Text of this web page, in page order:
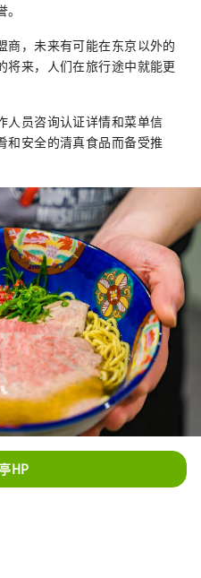
商，未来有可能在东京以外的
将来，人们在旅行途中就能更
人员咨询认证详情和菜单信
和安全的清真食品而备受推
HP